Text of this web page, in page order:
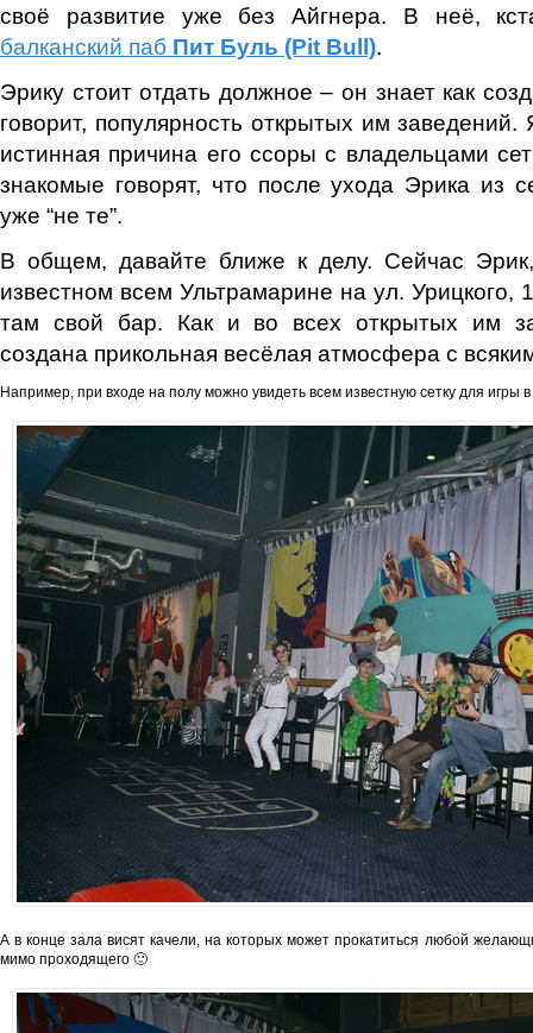
своё развитие уже без Айгнера. В неё,
балканский паб Пит Буль (Pit Bull).
Эрику стоит отдать должное – он знает как
говорит, популярность открытых им
истинная причина его ссоры с владельцами
знакомые говорят, что после ухода Эрика из
уже “не те”.
В общем, давайте ближе к делу. Сейчас
известном всем Ультрамарине на ул.
там свой бар. Как и во всех открытых им
создана прикольная весёлая атмосфера с
Например, при входе на полу можно увидеть всем известную сетку для игры в
А в конце зала висят качели, на которых может прокатиться любой
мимо проходящего 🙂